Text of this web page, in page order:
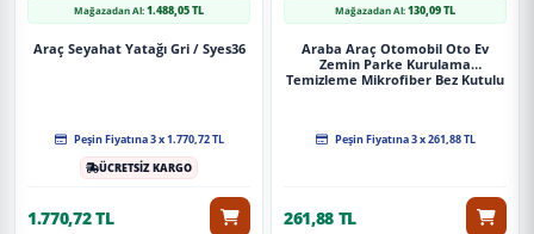
Mağazadan Al:1.488,05 TL
Araç Seyahat Yatağı Gri / Syes36
Peşin Fiyatına 3 x 1.770,72 TL
ÜCRETSİZ KARGO
1.770,72 TL
Mağazadan Al:130,09 TL
Araba Araç Otomobil Oto Ev
Zemin Parke Kurulama
Temizleme Mikrofiber Bez Kutulu
Peşin Fiyatına 3 x 261,88 TL
261,88 TL